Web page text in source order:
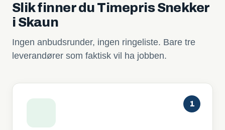
Slik finner du Timepris Snekker
i Skaun
Ingen anbudsrunder, ingen ringeliste. Bare tre
leverandører som faktisk vil ha jobben.
1